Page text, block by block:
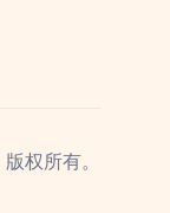
版权所有。